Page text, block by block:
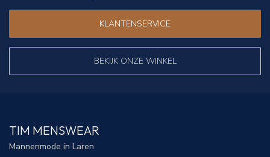
KLANTENSERVICE
BEKIJK ONZE WINKEL
TIM MENSWEAR
Mannenmode in Laren